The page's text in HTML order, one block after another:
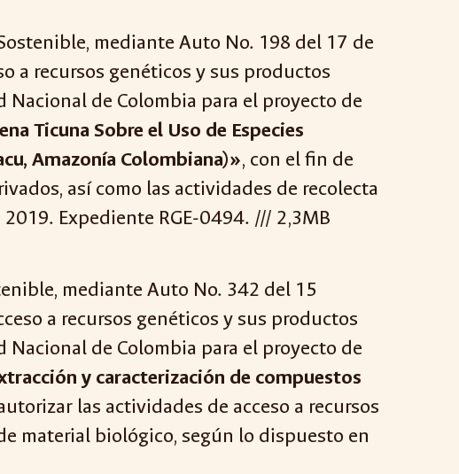
mediante Auto No. 198 del 17 de
recursos genéticos y sus productos
de Colombia para el proyecto de
Ticuna Sobre el Uso de Especies
Amazonía Colombiana)», con el fin de
así como las actividades de recolecta
Expediente RGE-0494. /// 2,3MB
mediante Auto No. 342 del 15
a recursos genéticos y sus productos
de Colombia para el proyecto de
y caracterización de compuestos
las actividades de acceso a recursos
material biológico, según lo dispuesto en